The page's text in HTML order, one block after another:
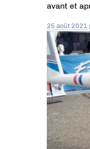
avant et
25 août 2021